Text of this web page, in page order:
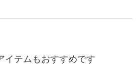
イテムもおすすめです